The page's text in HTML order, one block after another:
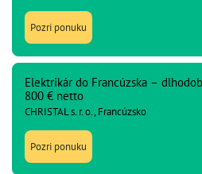
Pozri ponuku
Elektrikár do Francúzska –
800 € netto
CHRISTAL s. r. o., Francúzsko
Pozri ponuku